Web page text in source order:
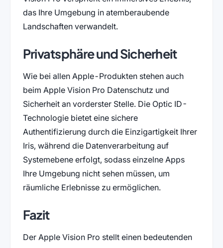
das Ihre Umgebung in atemberaubende
Landschaften verwandelt.
Privatsphäre und Sicherheit
Wie bei allen Apple-Produkten stehen auch
beim Apple Vision Pro Datenschutz und
Sicherheit an vorderster Stelle. Die Optic ID-
Technologie bietet eine sichere
Authentifizierung durch die Einzigartigkeit Ihrer
Iris, während die Datenverarbeitung auf
Systemebene erfolgt, sodass einzelne Apps
Ihre Umgebung nicht sehen müssen, um
räumliche Erlebnisse zu ermöglichen.
Fazit
Der Apple Vision Pro stellt einen bedeutenden